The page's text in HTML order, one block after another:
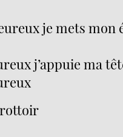
je mets mon
j’appuie ma